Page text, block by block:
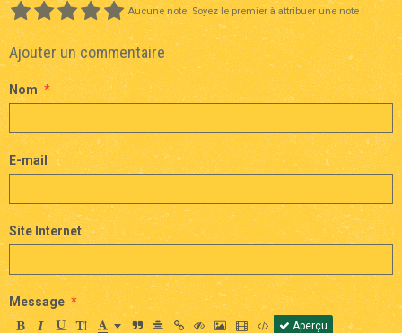
Aucune note. Soyez le premier à attribuer une note !
Ajouter un commentaire
Nom
E-mail
Site Internet
Message
Aperçu